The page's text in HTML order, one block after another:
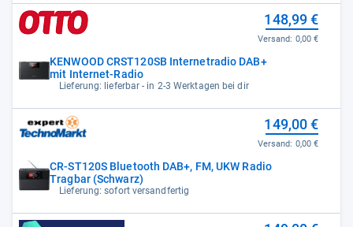
KENWOOD CRST120SB Internetradio DAB+
mit Internet-Radio
Lieferung: lieferbar - in 2-3 Werktagen bei dir
148,99 €
Versand: 0,00 €
CR-ST120S Bluetooth DAB+, FM, UKW Radio
Tragbar (Schwarz)
Lieferung: sofort versandfertig
149,00 €
Versand: 0,00 €